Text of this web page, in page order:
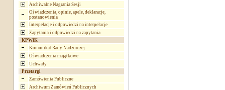
Archiwalne Nagrania Sesji
Oświadczenia, opinie, apele, deklaracje,
postanowienia
Interpelacje i odpowiedzi na interpelacje
Zapytania i odpowiedzi na zapytania
KPWiK
Komunikat Rady Nadzorczej
Oświadczenia majątkowe
Uchwały
Przetargi
Zamówienia Publiczne
Archiwum Zamówień Publicznych